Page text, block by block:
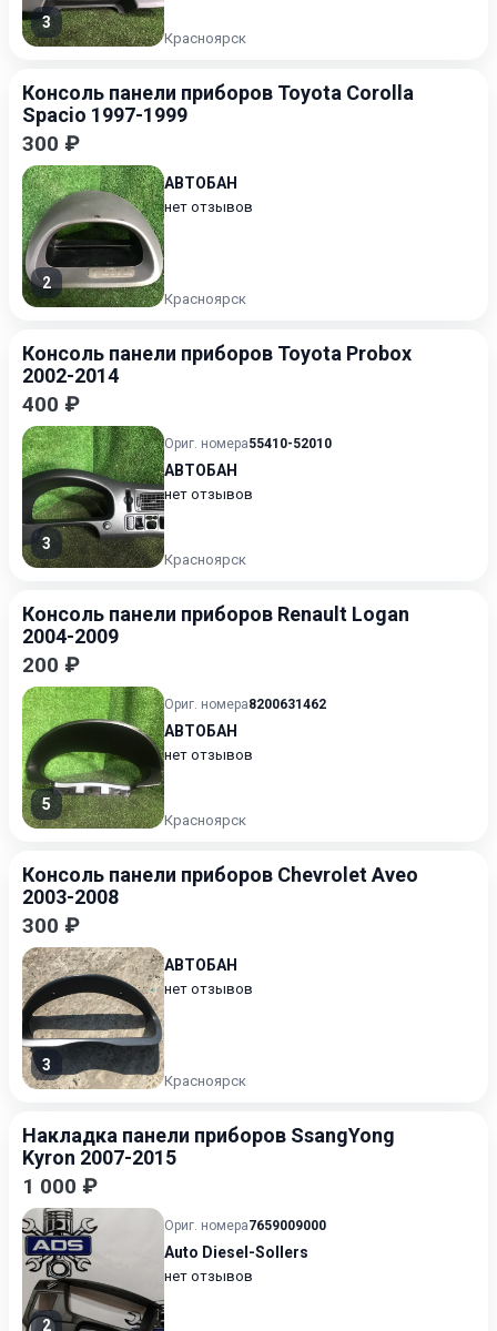
3
Красноярск
Консоль панели приборов Toyota Corolla
Spacio 1997-1999
300 ₽
2
АВТОБАН
нет отзывов
Красноярск
Консоль панели приборов Toyota Probox
2002-2014
400 ₽
3
Ориг. номера55410-52010
АВТОБАН
нет отзывов
Красноярск
Консоль панели приборов Renault Logan
2004-2009
200 ₽
5
Ориг. номера8200631462
АВТОБАН
нет отзывов
Красноярск
Консоль панели приборов Chevrolet Aveo
2003-2008
300 ₽
3
АВТОБАН
нет отзывов
Красноярск
Накладка панели приборов SsangYong
Kyron 2007-2015
1 000 ₽
2
Ориг. номера7659009000
Auto Diesel-Sollers
нет отзывов